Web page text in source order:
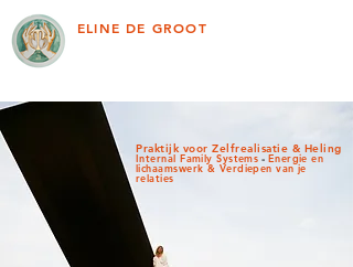
ELINE DE GROOT
Praktijk voor Zelfrealisatie & Heling
Internal Family Systems - Energie en
lichaamswerk & Verdiepen van je
relaties